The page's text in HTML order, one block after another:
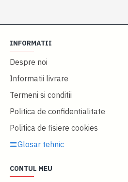
INFORMATII
Despre noi
Informatii livrare
Termeni si conditii
Politica de confidentialitate
Politica de fisiere cookies
Glosar tehnic
CONTUL MEU